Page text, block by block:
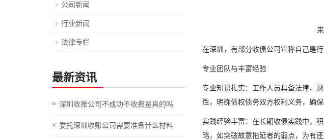
来
在深圳，有部分收债公司宣称自己是
专业团队与丰富经验
专业知识扎实：工作人员具备法律、
性，明确债权债务双方权利义务，确保
实践经验丰富：在长期收债实践中，
略，如突破故意拖延者的弱点，为有
公司新闻
行业新闻
法律专栏
最新资讯
深圳收账公司不成功不收费是真的吗
委托深圳收账公司需要准备什么材料